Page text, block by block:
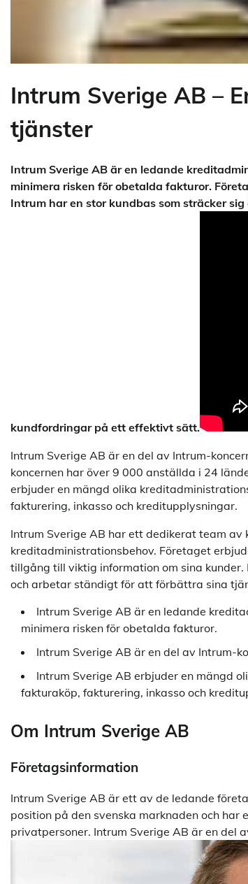
Intrum Sverige AB –
tjänster
Intrum Sverige AB är en ledande
minimera risken för obetalda fakturor.
Intrum har en stor kundbas som sträcker
kundfordringar på ett effektivt sätt.
Intrum Sverige AB är en del av Intrum-
koncernen har över 9 000 anställda i 24
erbjuder en mängd olika
fakturering, inkasso och kreditupplysningar.
Intrum Sverige AB har ett dedikerat team
kreditadministrationsbehov. Företaget
tillgång till viktig information om sina
och arbetar ständigt för att förbättra sina
Intrum Sverige AB är en ledande
minimera risken för obetalda fakturor.
Intrum Sverige AB är en del av Intrum-
Intrum Sverige AB erbjuder en mängd
fakturaköp, fakturering, inkasso och
Om Intrum Sverige AB
Företagsinformation
Intrum Sverige AB är ett av de ledande
position på den svenska marknaden och
privatpersoner. Intrum Sverige AB är en del